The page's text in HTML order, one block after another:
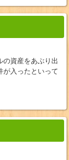
の資産をあぶり出
が入ったといって